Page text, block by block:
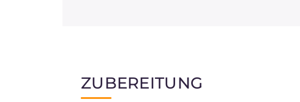
ZUBEREITUNG